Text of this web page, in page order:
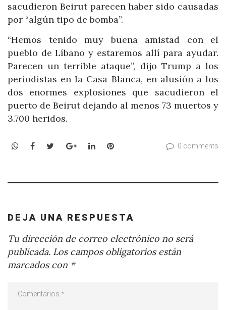
sacudieron Beirut parecen haber sido causadas
por “algún tipo de bomba”.
“Hemos tenido muy buena amistad con el
pueblo de Líbano y estaremos allí para ayudar.
Parecen un terrible ataque”, dijo Trump a los
periodistas en la Casa Blanca, en alusión a los
dos enormes explosiones que sacudieron el
puerto de Beirut dejando al menos 73 muertos y
3.700 heridos.
WhatsApp
Facebook
TwitterGoogle+LinkedInPinterest 0 comments
DEJA UNA RESPUESTA
Tu dirección de correo electrónico no será
publicada. Los campos obligatorios están
marcados con *